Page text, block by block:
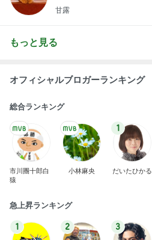
甘露
もっと見る
オフィシャルブロガーランキング
総合ランキング
市川團十郎白
猿
小林麻央
1
だいたひかる
急上昇ランキング
1 2 3